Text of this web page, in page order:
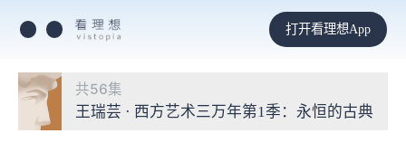
打开看理想App
共56集
王瑞芸 · 西方艺术三万年第1季：永恒的古典